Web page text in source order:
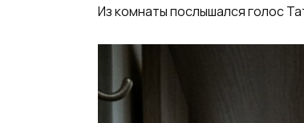
Из комнаты послышался голос